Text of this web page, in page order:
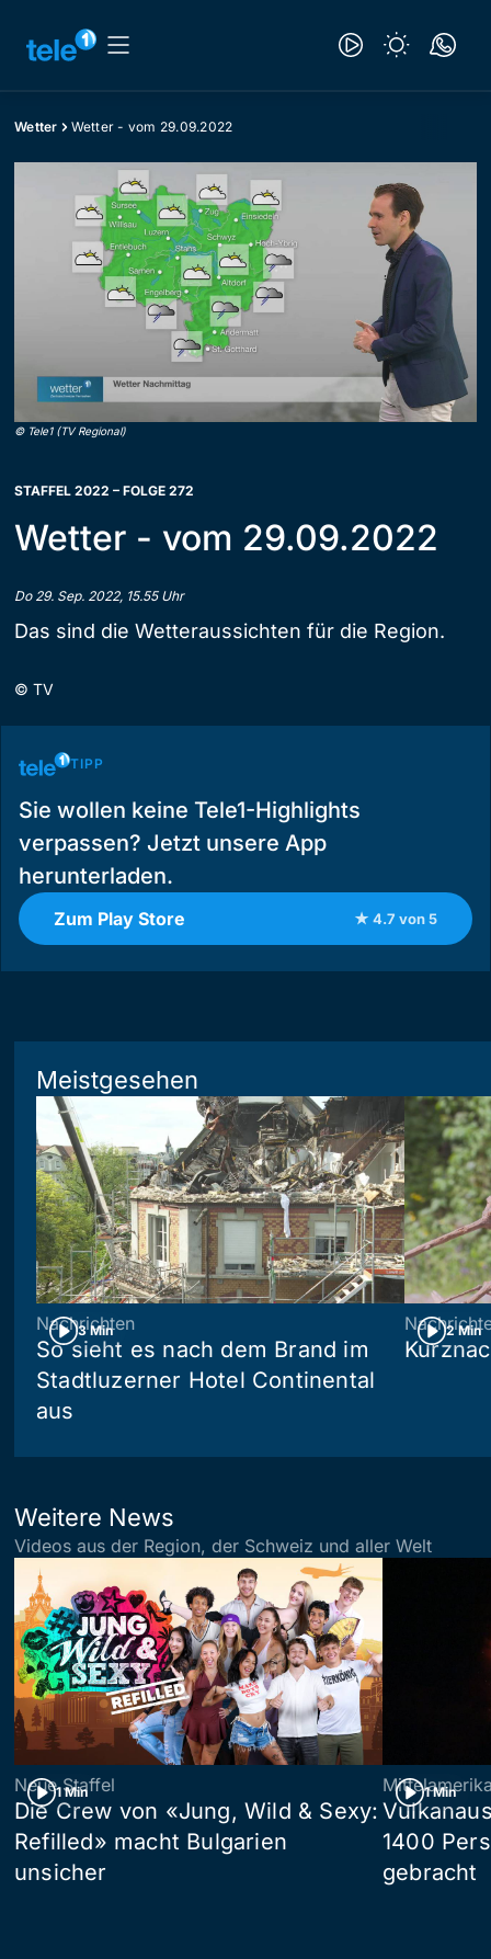
Wetter Wetter - vom 29.09.2022
© Tele1 (TV Regional)
STAFFEL 2022 – FOLGE 272
Wetter - vom 29.09.2022
Do 29. Sep. 2022, 15.55 Uhr
Das sind die Wetteraussichten für die Region.
© TV
TIPP
Sie wollen keine Tele1-Highlights
verpassen? Jetzt unsere App
herunterladen.
Zum Play Store ★ 4.7 von 5
Meistgesehen
3 Min
Nachrichten
So sieht es nach dem Brand im
Stadtluzerner Hotel Continental
aus
2 Min
Weitere News
Videos aus der Region, der Schweiz und aller Welt
1 Min
Neue Staffel
Die Crew von «Jung, Wild & Sexy:
Refilled» macht Bulgarien
unsicher
1 Min
1400
gebracht